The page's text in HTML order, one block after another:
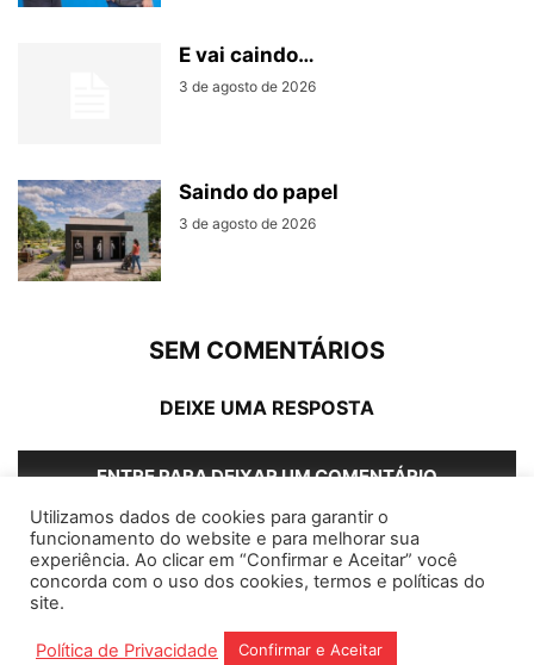
E vai caindo…
3 de agosto de 2026
Saindo do papel
3 de agosto de 2026
SEM COMENTÁRIOS
DEIXE UMA RESPOSTA
ENTRE PARA DEIXAR UM COMENTÁRIO
Home Editorias Coluna Social Grampos
Fale conosco Assinantes
Utilizamos dados de cookies para garantir o
funcionamento do website e para melhorar sua
experiência. Ao clicar em “Confirmar e Aceitar” você
concorda com o uso dos cookies, termos e políticas do
site.
Política de Privacidade Confirmar e Aceitar